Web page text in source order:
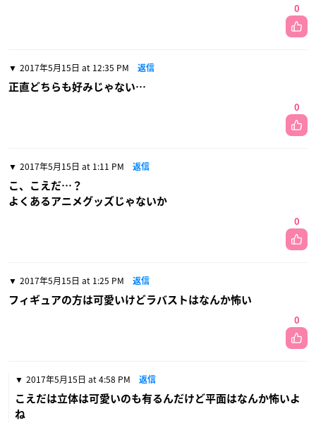
0
2017年5月15日 at 12:35 PM 返信
正直どちらも好みじゃない…
0
2017年5月15日 at 1:11 PM 返信
こ、こえだ…？
よくあるアニメグッズじゃないか
0
2017年5月15日 at 1:25 PM 返信
フィギュアの方は可愛いけどラバストはなんか怖い
0
2017年5月15日 at 4:58 PM 返信
こえだは立体は可愛いのも有るんだけど平面はなんか怖いよ
ね